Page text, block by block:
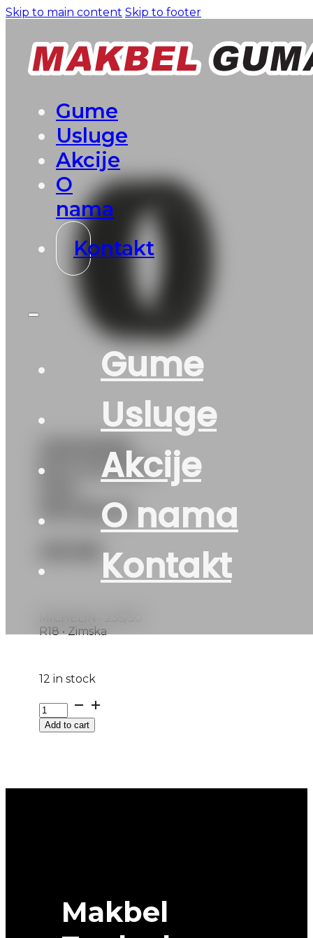
Skip to main content Skip to footer
Gume
Usluge
Akcije
O
nama
Kontakt
Gume
Usluge
Akcije
O nama
Kontakt
235/50R18
M+S ALPIN-7
MICHELIN
R18 • Zimska
12 in stock
235/50R18
M+S
ALPIN-
Add to cart
Makbel